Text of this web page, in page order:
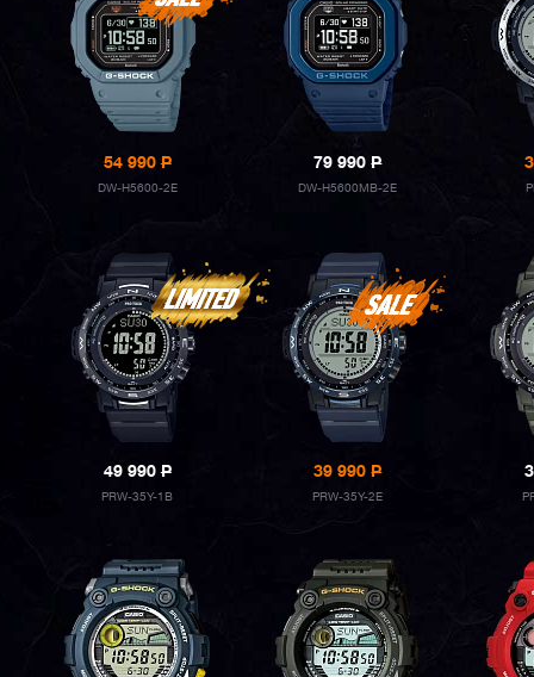
54 990P
DW-H5600-2E
79 990P
DW-H5600MB-2E
49 990P
PRW-35Y-1B
39 990P
PRW-35Y-2E